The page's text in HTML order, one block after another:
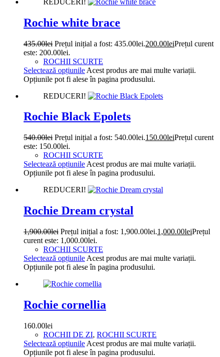
Rochie white brace
435.00lei Prețul inițial a fost: 435.00lei.200.00leiPrețul curent
este: 200.00lei.
ROCHII SCURTE
Selectează opțiunile Acest produs are mai multe variații.
Opțiunile pot fi alese în pagina produsului.
REDUCERI!
Rochie Black Epolets
540.00lei Prețul inițial a fost: 540.00lei.150.00leiPrețul curent
este: 150.00lei.
ROCHII SCURTE
Selectează opțiunile Acest produs are mai multe variații.
Opțiunile pot fi alese în pagina produsului.
REDUCERI!
Rochie Dream crystal
1,900.00lei Prețul inițial a fost: 1,900.00lei.1,000.00leiPrețul
curent este: 1,000.00lei.
ROCHII SCURTE
Selectează opțiunile Acest produs are mai multe variații.
Opțiunile pot fi alese în pagina produsului.
Rochie cornellia
160.00lei
ROCHII DE ZI, ROCHII SCURTE
Selectează opțiunile Acest produs are mai multe variații.
Opțiunile pot fi alese în pagina produsului.